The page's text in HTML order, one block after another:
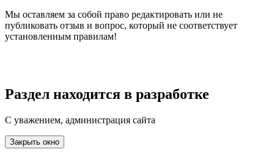
Мы оставляем за собой право редактировать или не
публиковать отзыв и вопрос, который не соответствует
установленным правилам!
Раздел находится в разработке
С уважением, администрация сайта
Закрыть окно